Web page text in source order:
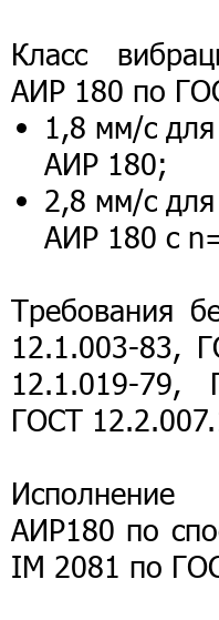
Класс
АИР 180 по
1,8 мм/с для
АИР 180;
2,8 мм/с для
АИР 180 с
Требования
12.1.003-83,
12.1.019-79,
ГОСТ
Исполнение
АИР180 по
IM 2081 по